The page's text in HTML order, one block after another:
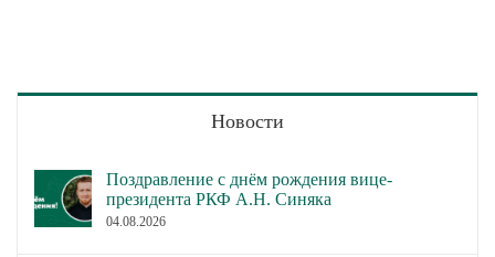
Новости
Поздравление с днём рождения вице-
президента РКФ А.Н. Синяка
04.08.2026